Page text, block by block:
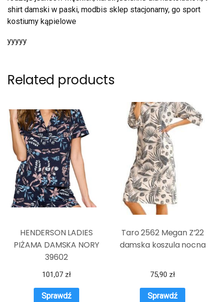
shirt damski w paski, modbis sklep stacjonarny, go sport
kostiumy kąpielowe
yyyyy
Related products
HENDERSON LADIES
PIŻAMA DAMSKA NORY
39602
101,07 zł
Sprawdź
Taro 2562 Megan Z’22
damska koszula nocna
75,90 zł
Sprawdź